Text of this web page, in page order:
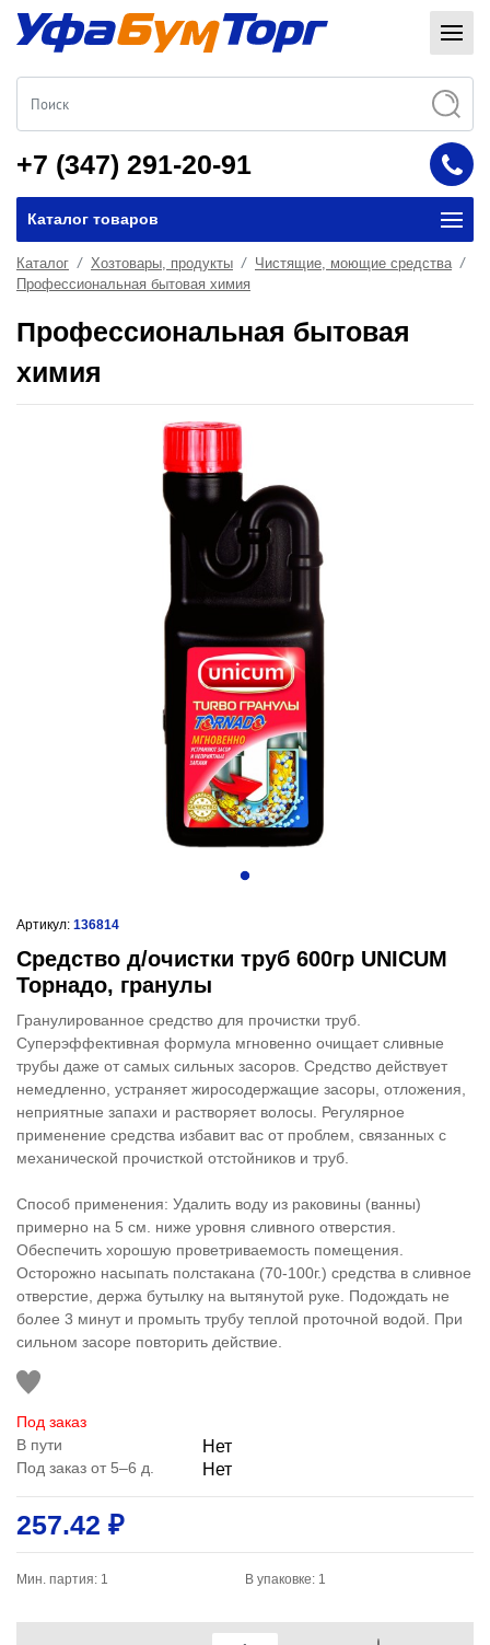
+7 (347) 291-20-91
Каталог товаров
Каталог Хозтовары, продукты
Чистящие, моющие средства
Профессиональная бытовая химия
Профессиональная бытовая
химия
Артикул: 136814
Средство д/очистки труб 600гр UNICUM
Торнадо, гранулы
Гранулированное средство для прочистки труб.
Суперэффективная формула мгновенно очищает сливные
трубы даже от самых сильных засоров. Средство действует
немедленно, устраняет жиросодержащие засоры, отложения,
неприятные запахи и растворяет волосы. Регулярное
применение средства избавит вас от проблем, связанных с
механической прочисткой отстойников и труб.
Способ применения: Удалить воду из раковины (ванны)
примерно на 5 см. ниже уровня сливного отверстия.
Обеспечить хорошую проветриваемость помещения.
Осторожно насыпать полстакана (70-100г.) средства в сливное
отверстие, держа бутылку на вытянутой руке. Подождать не
более 3 минут и промыть трубу теплой проточной водой. При
сильном засоре повторить действие.
Под заказ
В пути
Нет
Под заказ от 5–6 д. Нет
257.42 ₽
Мин. партия: 1 В упаковке: 1